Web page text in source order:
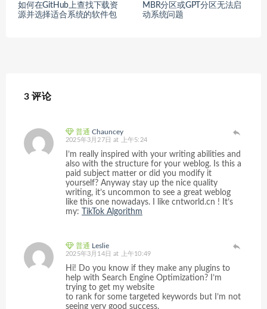
如何在GitHub上查找下载资
源并选择适合系统的软件包
MBR分区或GPT分区无法启
动系统问题
3 评论
普通 Chauncey
2025年3月27日 at 上午5:24
I’m really inspired with your writing abilities and
also with the structure for your weblog. Is this a
paid subject matter or did you modify it
yourself? Anyway stay up the nice quality
writing, it’s uncommon to see a great weblog
like this one nowadays. I like cntworld.cn ! It’s
my:
TikTok Algorithm
普通 Leslie
2025年3月14日 at 上午10:49
Hi! Do you know if they make any plugins to
help with Search Engine Optimization? I’m
trying to get my website
to rank for some targeted keywords but I’m not
seeing very good success.